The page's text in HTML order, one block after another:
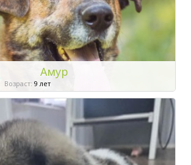
Амур
Возраст: 9 лет